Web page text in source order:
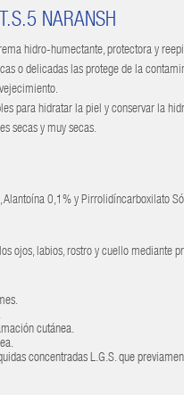
NARANSH
hidro-humectante, protectora y
o delicadas las protege de la
para hidratar la piel y conservar la
secas y muy secas.
Alantoína 0,1% y Pirrolidíncarboxilato
ojos, labios, rostro y cuello mediante
cutánea.
concentradas L.G.S. que